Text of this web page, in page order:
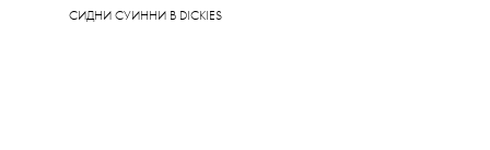
СИДНИ СУИННИ В DICKIES